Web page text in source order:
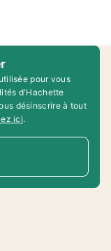
pour vous
d'Hachette
désinscrire à tout
ici.